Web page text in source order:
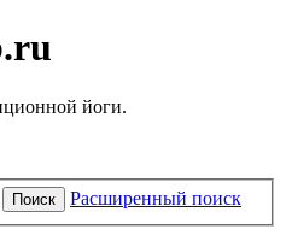
йоги.
Поиск Расширенный поиск